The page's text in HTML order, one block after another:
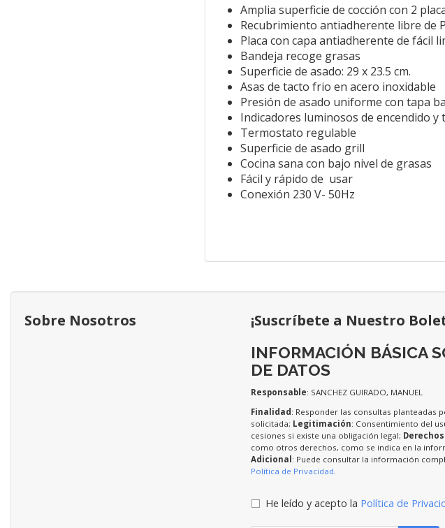
Amplia superficie de cocción con 2
Recubrimiento antiadherente libre de
Placa con capa antiadherente de fácil
Bandeja recoge grasas
Superficie de asado: 29 x 23.5 cm.
Asas de tacto frio en acero inoxidable
Presión de asado uniforme con tapa
Indicadores luminosos de encendido
Termostato regulable
Superficie de asado grill
Cocina sana con bajo nivel de grasas
Fácil y rápido de usar
Conexión 230 V- 50Hz
Sobre Nosotros
¡Suscríbete a Nuestro
INFORMACIÓN BÁSICA
DE DATOS
Responsable: SANCHEZ GUIRADO, MANUEL
Finalidad : Responder las consultas planteadas
solicitada; Legitimación: Consentimiento del
cesiones si existe una obligación legal; Derechos
como otros derechos, como se indica en la
Adicional : Puede consultar la información
Política de Privacidad.
He leído y acepto la Política de